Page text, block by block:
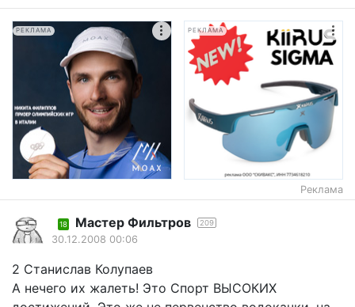
РЕКЛАМА РЕКЛАМА
Реклама
18 Мастер Фильтров 209
30.12.2008 00:06
2 Станислав Колупаев
А нечего их жалеть! Это Спорт ВЫСОКИХ